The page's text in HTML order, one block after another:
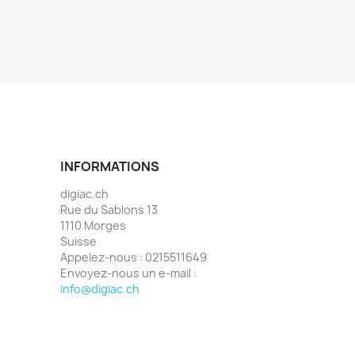
INFORMATIONS
digiac.ch
Rue du Sablons 13
1110 Morges
Suisse
Appelez-nous : 0215511649
Envoyez-nous un e-mail :
info@digiac.ch